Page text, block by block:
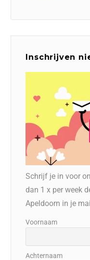
Inschrijven
Schrijf je in voor
dan 1 x per week
Apeldoorn in je
Voornaam
Achternaam